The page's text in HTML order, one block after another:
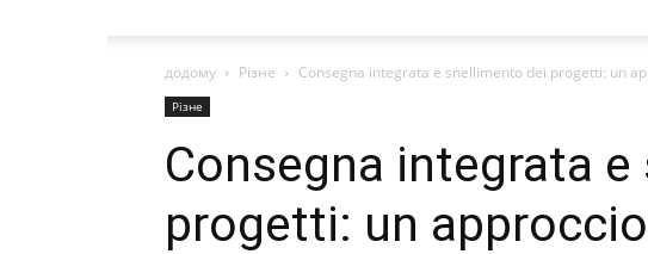
додому Різне Consegna integrata e snellimento dei progetti: un
Різне
Consegna integrata
progetti: un